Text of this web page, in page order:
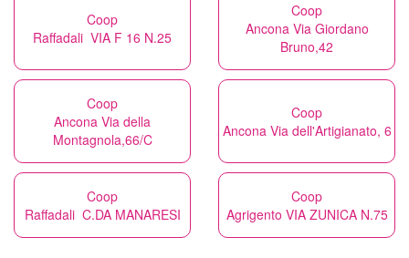
Coop
Raffadali VIA F 16 N.25
Coop
Ancona Via Giordano
Bruno,42
Coop
Ancona Via della
Montagnola,66/C
Coop
Ancona Via dell'Artigianato, 6
Coop
Raffadali C.DA MANARESI
Coop
Agrigento VIA ZUNICA N.75